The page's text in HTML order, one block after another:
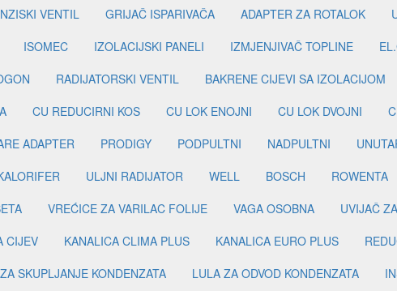
VENTIL GRIJAČ ISPARIVAČA ADAPTER ZA ROTALOK
ISOMEC IZOLACIJSKI PANELI IZMJENJIVAČ TOPLINE
RADIJATORSKI VENTIL BAKRENE CIJEVI SA IZOLACIJOM
CU REDUCIRNI KOS CU LOK ENOJNI CU LOK DVOJNI
ADAPTER PRODIGY PODPULTNI NADPULTNI
ULJNI RADIJATOR WELL BOSCH ROWENTA
VREĆICE ZA VARILAC FOLIJE VAGA OSOBNA UVIJAČ
CIJEV KANALICA CLIMA PLUS KANALICA EURO PLUS
SKUPLJANJE KONDENZATA LULA ZA ODVOD KONDENZATA